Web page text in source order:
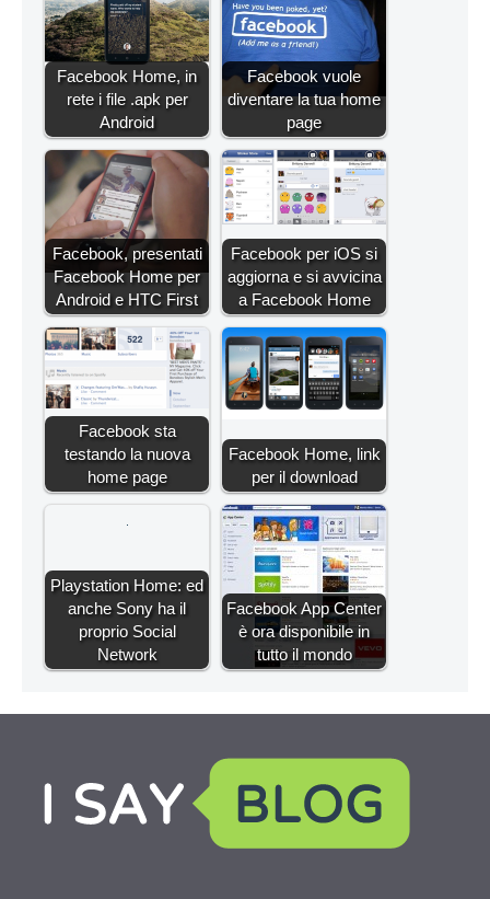
Facebook Home, in
rete i file .apk per
Android
Facebook vuole
diventare la tua home
page
Facebook, presentati
Facebook Home per
Android e HTC First
Facebook per iOS si
aggiorna e si avvicina
a Facebook Home
Facebook sta
testando la nuova
home page
Facebook Home, link
per il download
Playstation Home: ed
anche Sony ha il
proprio Social
Network
Facebook App Center
è ora disponibile in
tutto il mondo